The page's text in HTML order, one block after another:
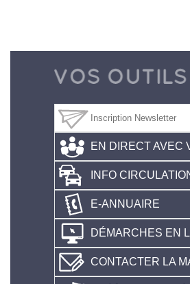
EN DIRECT AVEC
INFO
E-ANNUAIRE
DÉMARCHES EN
CONTACTER LA